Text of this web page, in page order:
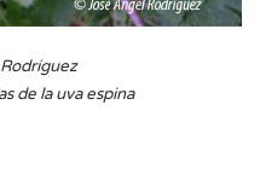
de la uva espina